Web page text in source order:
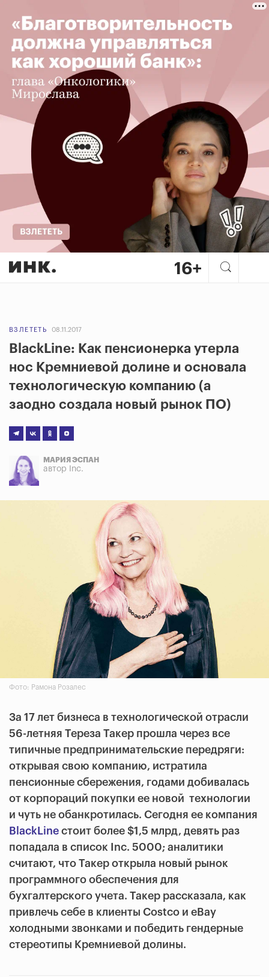
ВЗЛЕТЕТЬ 08.11.2017
BlackLine: Как пенсионерка утерла
нос Кремниевой долине и основала
технологическую компанию (а
заодно создала новый рынок ПО)
МАРИЯ ЭСПАН
автор Inc.
Фото: Рамона Розалес
За 17 лет бизнеса в технологической отрасли
56-летняя Тереза Такер прошла через все
типичные предпринимательские передряги:
открывая свою компанию, истратила
пенсионные сбережения, годами добивалась
от корпораций покупки ее новой технологии
и чуть не обанкротилась. Сегодня ее компания
BlackLine стоит более $1,5 млрд, девять раз
попадала в список Inc. 5000; аналитики
считают, что Такер открыла новый рынок
программного обеспечения для
бухгалтерского учета. Такер рассказала, как
привлечь себе в клиенты Costco и eBay
холодными звонками и победить гендерные
стереотипы Кремниевой долины.